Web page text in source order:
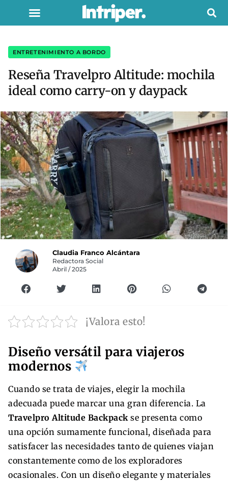
ENTRETENIMIENTO A BORDO
Reseña Travelpro Altitude: mochila
ideal como carry-on y daypack
Claudia Franco Alcántara
Redactora Social
Abril / 2025
¡Valora esto!
Diseño versátil para viajeros
modernos
Cuando se trata de viajes, elegir la mochila
adecuada puede marcar una gran diferencia. La
Travelpro Altitude Backpack se presenta como
una opción sumamente funcional, diseñada para
satisfacer las necesidades tanto de quienes viajan
constantemente como de los exploradores
ocasionales. Con un diseño elegante y materiales